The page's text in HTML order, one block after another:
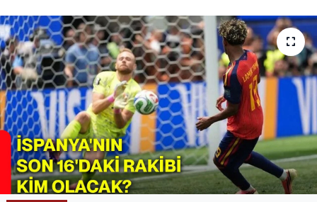
EĞİTİM
MAGAZİN
SAĞLIK
SPOR
11:11 MANŞET
Son Dakika Haberleri
Haber Arşivi